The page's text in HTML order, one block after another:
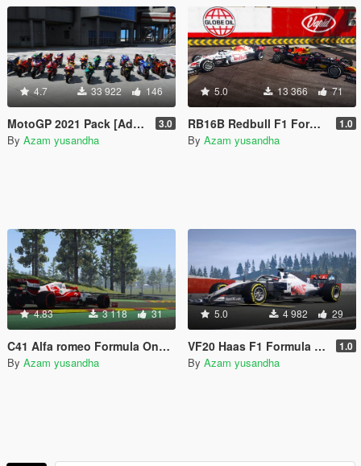
4.7 33 922 146
MotoGP 2021 Pack [Add-On | Tuning | Liveries] 3.0
By Azam yusandha
5.0 13 366 71
RB16B Redbull F1 Formula One 2021 [Add-On | Liveries] 1.0
By Azam yusandha
4.83 3 118 31
C41 Alfa romeo Formula One F1 2021 [Add-On | Liveries]
By Azam yusandha
5.0 4 982 29
VF20 Haas F1 Formula One [Add on] 1.0
By Azam yusandha